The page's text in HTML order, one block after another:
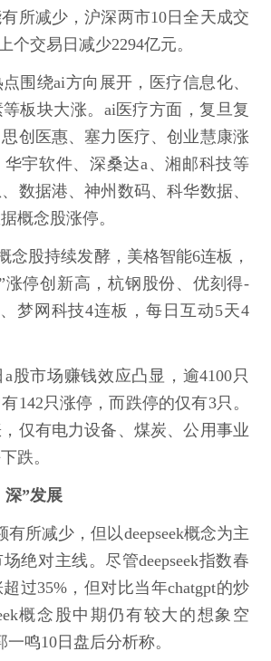
所减少，沪深两市10日全天成交
个交易日减少2294亿元。
围绕ai方向展开，医疗信息化、
板块大涨。ai医疗方面，复旦复
创医惠、塞力医疗、创业慧康涨
宇软件、深桑达a、湘邮科技等
数据港、神州数码、科华数据、
概念股涨停。
念股持续发酵，美格智能6连板，
涨停创新高，杭钢股份、优刻得-
梦网科技4连板，每日互动5天4
股市场赚钱效应凸显，逾4100只
142只涨停，而跌停的仅有3只。
仅有电力设备、煤炭、公用事业
跌。
深”发展
有所减少，但以deepseek概念为主
绝对主线。尽管deepseek指数春
过35%，但对比当年chatgpt的炒
概念股中期仍有较大的想象空
鸣10日盘后分析称。